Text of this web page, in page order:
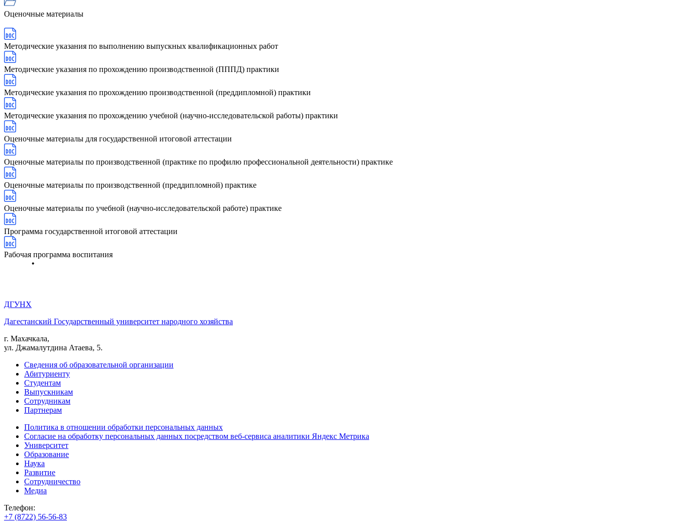
Оценочные материалы
Методические указания по выполнению выпускных квалификационных работ
Методические указания по прохождению производственной (ПППД) практики
Методические указания по прохождению производственной (преддипломной) практики
Методические указания по прохождению учебной (научно-исследовательской работы) практики
Оценочные материалы для государственной итоговой аттестации
Оценочные материалы по производственной (практике по профилю профессиональной деятельности) практике
Оценочные материалы по производственной (преддипломной) практике
Оценочные материалы по учебной (научно-исследовательской работе) практике
Программа государственной итоговой аттестации
Рабочая программа воспитания
ДГУНХ
Дагестанский Государственный университет народного хозяйства
г. Махачкала,
ул. Джамалутдина Атаева, 5.
Сведения об образовательной организации
Абитуриенту
Студентам
Выпускникам
Сотрудникам
Партнерам
Политика в отношении обработки персональных данных
Согласие на обработку персональных данных посредством веб-сервиса аналитики Яндекс Метрика
Университет
Образование
Наука
Развитие
Сотрудничество
Медиа
Телефон:
+7 (8722) 56-56-83